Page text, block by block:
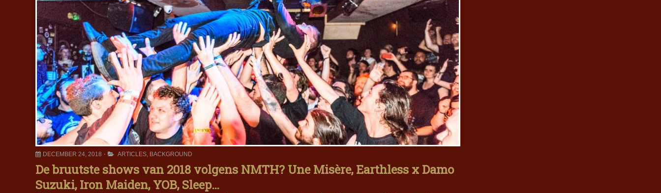
DECEMBER 24, 2018 ARTICLES, BACKGROUND
De bruutste shows van 2018 volgens NMTH? Une Misère, Earthless x Damo
Suzuki, Iron Maiden, YOB, Sleep…